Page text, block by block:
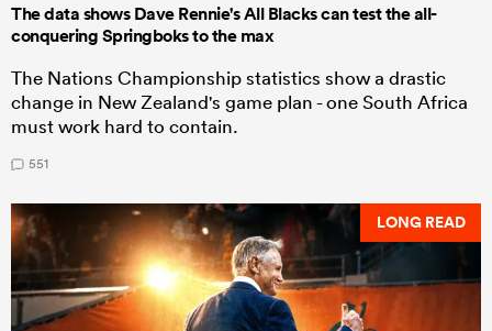
The data shows Dave Rennie's All Blacks can test the all-
conquering Springboks to the max
The Nations Championship statistics show a drastic
change in New Zealand's game plan - one South Africa
must work hard to contain.
551
LONG READ